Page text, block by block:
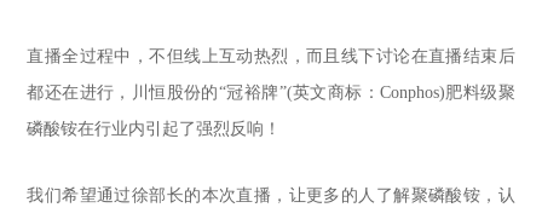
直播全过程中，不但线上互动热烈，而且线下讨论在直播结束后
都还在进行，川恒股份的“冠裕牌”(英文商标：Conphos)肥料级聚
磷酸铵在行业内引起了强烈反响！
我们希望通过徐部长的本次直播，让更多的人了解聚磷酸铵，认